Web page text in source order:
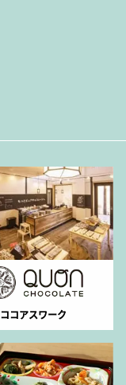
ココアスワーク